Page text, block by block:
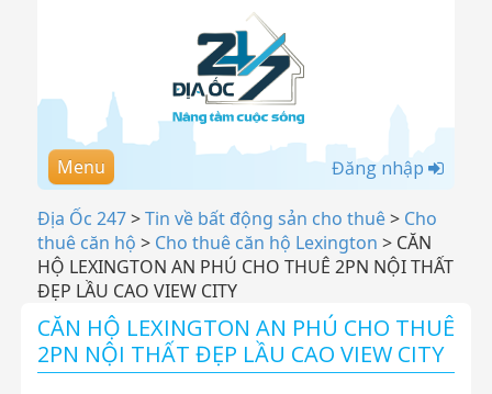
Menu Đăng nhập
Địa Ốc 247>Tin về bất động sản cho thuê> Cho
thuê căn hộ > Cho thuê căn hộ Lexington > CĂN
HỘ LEXINGTON AN PHÚ CHO THUÊ 2PN NỘI THẤT
ĐẸP LẦU CAO VIEW CITY
CĂN HỘ LEXINGTON AN PHÚ CHO THUÊ
2PN NỘI THẤT ĐẸP LẦU CAO VIEW CITY